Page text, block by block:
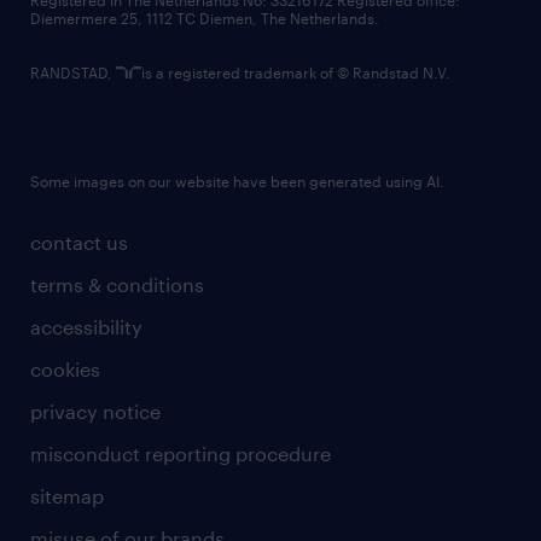
contact us
terms & conditions
accessibility
cookies
privacy notice
misconduct reporting procedure
sitemap
Diemermere 25, 1112 TC Diemen, The Netherlands.
RANDSTAD, is a registered trademark of © Randstad N.V.
Some images on our website have been generated using AI.